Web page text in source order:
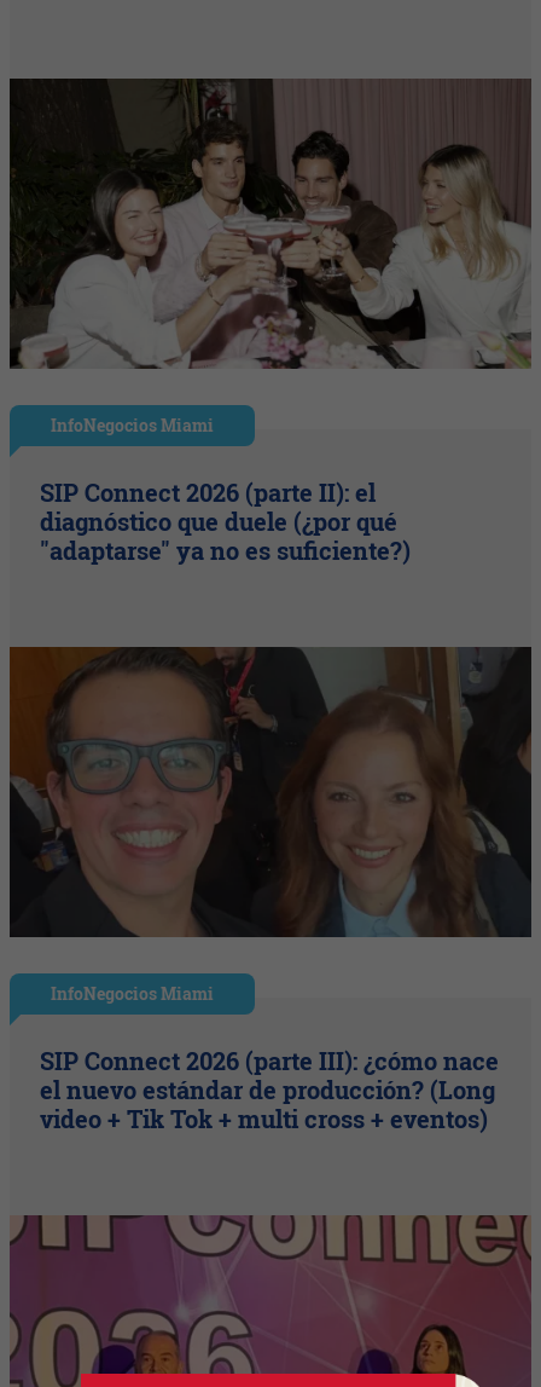
InfoNegocios Miami
SIP Connect 2026 (parte II): el
diagnóstico que duele (¿por qué
"adaptarse" ya no es suficiente?)
InfoNegocios Miami
SIP Connect 2026 (parte III): ¿cómo nace
el nuevo estándar de producción? (Long
video + Tik Tok + multi cross + eventos)